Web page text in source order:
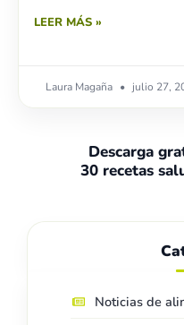
LEER MÁS »
Laura Magaña julio 27,
Descarga
30 recetas
Noticias de